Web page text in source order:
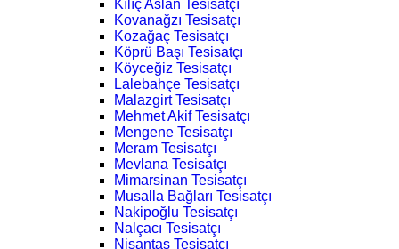
Kılıç Aslan Tesisatçı
Kovanağzı Tesisatçı
Kozağaç Tesisatçı
Köprü Başı Tesisatçı
Köyceğiz Tesisatçı
Lalebahçe Tesisatçı
Malazgirt Tesisatçı
Mehmet Akif Tesisatçı
Mengene Tesisatçı
Meram Tesisatçı
Mevlana Tesisatçı
Mimarsinan Tesisatçı
Musalla Bağları Tesisatçı
Nakipoğlu Tesisatçı
Nalçacı Tesisatçı
Nişantaş Tesisatçı